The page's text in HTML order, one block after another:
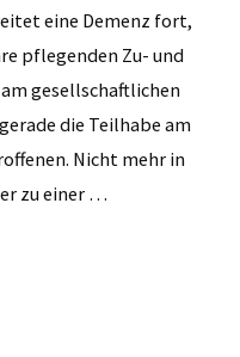
eine Demenz fort,
pflegenden Zu- und
gesellschaftlichen
die Teilhabe am
Nicht mehr in
zu einer …